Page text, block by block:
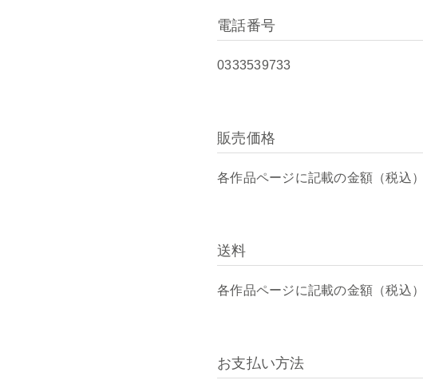
電話番号
0333539733
販売価格
各作品ページに記載の金額（税込）
送料
各作品ページに記載の金額（税込）
お支払い方法